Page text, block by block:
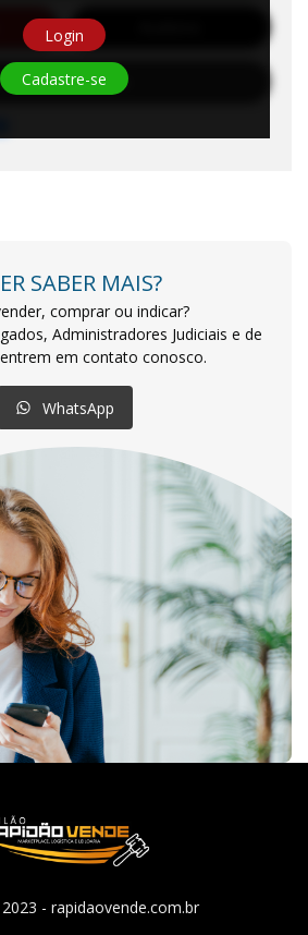
Solicitar Habilitação
Login
Cadastre-se
SABER MAIS?
comprar ou indicar?
Administradores Judiciais e de
em contato conosco.
WhatsApp
- rapidaovende.com.br